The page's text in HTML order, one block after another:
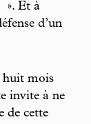
». Et à
d’un
huit mois
invite à ne
de cette